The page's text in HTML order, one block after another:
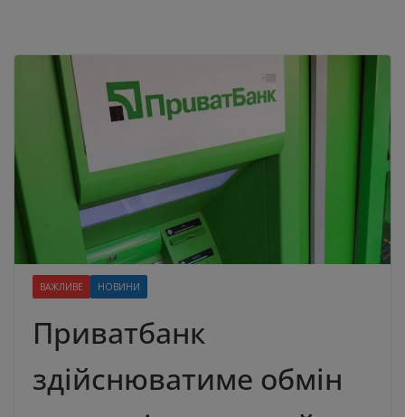
ВАЖЛИВЕ НОВИНИ
Приватбанк
здійснюватиме обмін